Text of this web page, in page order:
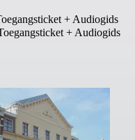
+ Audiogids
+ Audiogids